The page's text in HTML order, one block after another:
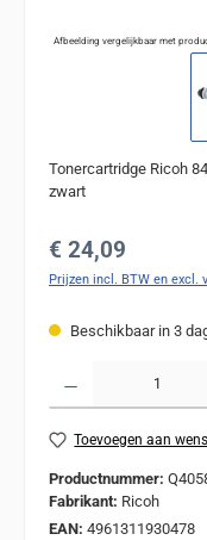
Afbeelding vergelijkbaar met
Tonercartridge Ricoh
zwart
Normale prijs:
€ 24,09
Prijzen incl. BTW en excl.
Beschikbaar in 3
Toevoegen aan
Productnummer:
Fabrikant: Ricoh
EAN: 4961311930478